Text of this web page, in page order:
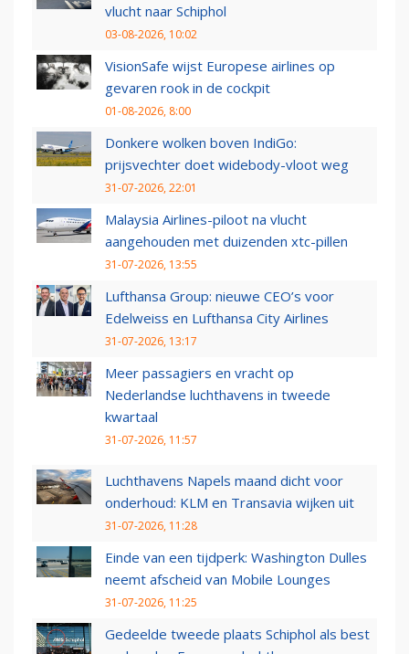
vlucht naar Schiphol
03-08-2026, 10:02
VisionSafe wijst Europese airlines op
gevaren rook in de cockpit
01-08-2026, 8:00
Donkere wolken boven IndiGo:
prijsvechter doet widebody-vloot weg
31-07-2026, 22:01
Malaysia Airlines-piloot na vlucht
aangehouden met duizenden xtc-pillen
31-07-2026, 13:55
Lufthansa Group: nieuwe CEO’s voor
Edelweiss en Lufthansa City Airlines
31-07-2026, 13:17
Meer passagiers en vracht op
Nederlandse luchthavens in tweede
kwartaal
31-07-2026, 11:57
Luchthavens Napels maand dicht voor
onderhoud: KLM en Transavia wijken uit
31-07-2026, 11:28
Einde van een tijdperk: Washington Dulles
neemt afscheid van Mobile Lounges
31-07-2026, 11:25
Gedeelde tweede plaats Schiphol als best